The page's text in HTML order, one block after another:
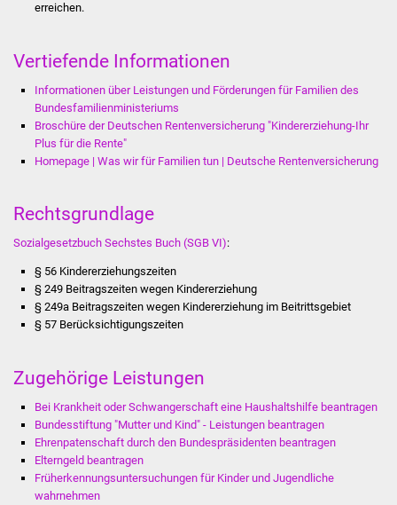
Ortsentwicklung
Bürger & Service
Dienstleistungen
Lebenslagen
Bildung
Schulen
erreichen.
Vertiefende Informationen
Informationen über Leistungen und Förderungen für Familien des
Bundesfamilienministeriums
Broschüre der Deutschen Rentenversicherung "Kindererziehung-Ihr
Plus für die Rente"
Homepage | Was wir für Familien tun | Deutsche Rentenversicherung
Rechtsgrundlage
Sozialgesetzbuch Sechstes Buch (SGB VI):
§ 56 Kindererziehungszeiten
§ 249 Beitragszeiten wegen Kindererziehung
§ 249a Beitragszeiten wegen Kindererziehung im Beitrittsgebiet
§ 57 Berücksichtigungszeiten
Zugehörige Leistungen
Bei Krankheit oder Schwangerschaft eine Haushaltshilfe beantragen
Bundesstiftung "Mutter und Kind" - Leistungen beantragen
Ehrenpatenschaft durch den Bundespräsidenten beantragen
Elterngeld beantragen
Früherkennungsuntersuchungen für Kinder und Jugendliche
wahrnehmen